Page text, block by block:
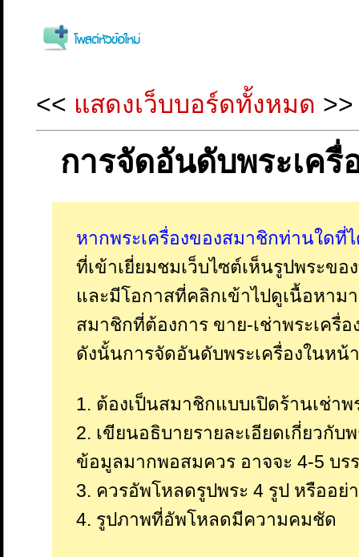
<< แสดงเว็บบอร์ดทั้งหมด >>
การจัดอันดับพระเครื่
หากพระเครื่องของสมาชิกท่านใด
ที่เข้าเยี่ยมชมเว็บไซต์เห็นรูปพระข
และมีโอกาสที่คลิกเข้าไปดูเนื้อหา
สมาชิกที่ต้องการ ขาย-เช่าพระเครื่อ
ดังนั้นการจัดอันดับพระเครื่องในหน้
1. ต้องเป็นสมาชิกแบบเปิดร้านเช่าพ
2. เขียนอธิบายรายละเอียดเกี่ยวกั
ข้อมูลมากพอสมควร อาจจะ 4-5 บร
3. ควรอัพโหลดรูปพระ 4 รูป หรืออย่
4. รูปภาพที่อัพโหลดมีความคมชัด